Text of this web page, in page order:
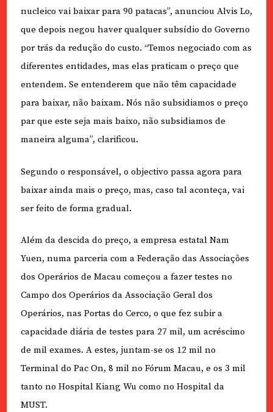
nucleico vai baixar para 90 patacas”, anunciou Alvis Lo,
que depois negou haver qualquer subsídio do Governo
por trás da redução do custo. “Temos negociado com as
diferentes entidades, mas elas praticam o preço que
entendem. Se entenderem que não têm capacidade
para baixar, não baixam. Nós não subsidiamos o preço
par que este seja mais baixo, não subsidiamos de
maneira alguma”, clarificou.
Segundo o responsável, o objectivo passa agora para
baixar ainda mais o preço, mas, caso tal aconteça, vai
ser feito de forma gradual.
Além da descida do preço, a empresa estatal Nam
Yuen, numa parceria com a Federação das Associações
dos Operários de Macau começou a fazer testes no
Campo dos Operários da Associação Geral dos
Operários, nas Portas do Cerco, o que fez subir a
capacidade diária de testes para 27 mil, um acréscimo
de mil exames. A estes, juntam-se os 12 mil no
Terminal do Pac On, 8 mil no Fórum Macau, e os 3 mil
tanto no Hospital Kiang Wu como no Hospital da
MUST.